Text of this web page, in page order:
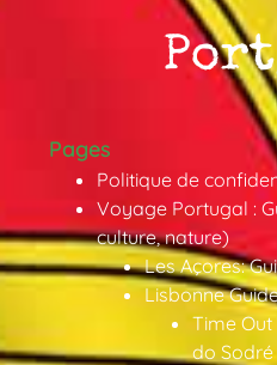
Pages
Politique de
Voyage Portugal :
culture, nature)
Les Açores:
Lisbonne
Time
do Sodré